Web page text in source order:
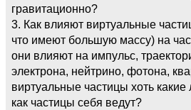
гравитационно?
3. Как влияют виртуальные
что имеют большую массу) на
они влияют на импульс,
электрона, нейтрино, фотона,
виртуальные частицы хоть
как частицы себя ведут?